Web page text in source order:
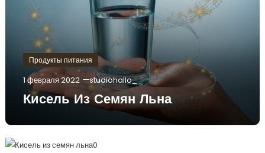
Продукты питания
1 февраля 2022 studiohallo_
Кисель Из Семян Льна